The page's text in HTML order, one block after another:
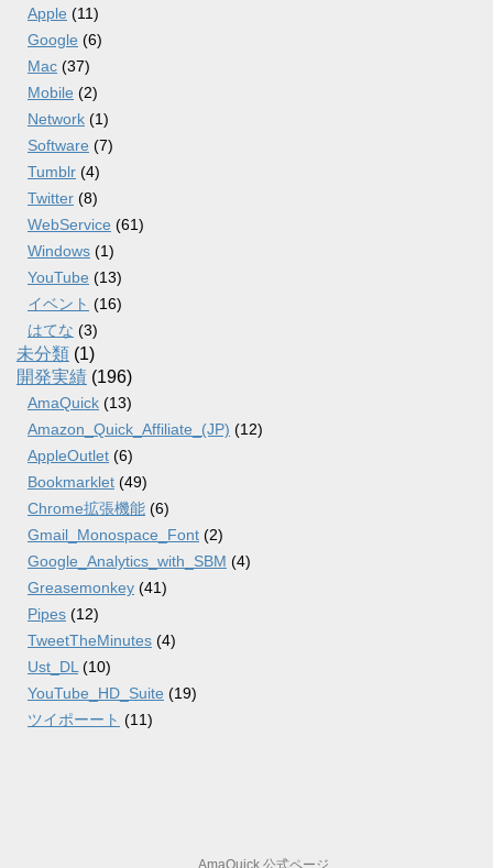
Apple (11)
Google (6)
Mac (37)
Mobile (2)
Network (1)
Software (7)
Tumblr (4)
Twitter (8)
WebService (61)
Windows (1)
YouTube (13)
イベント (16)
はてな (3)
未分類 (1)
開発実績 (196)
AmaQuick (13)
Amazon_Quick_Affiliate_(JP) (12)
AppleOutlet (6)
Bookmarklet (49)
Chrome拡張機能 (6)
Gmail_Monospace_Font (2)
Google_Analytics_with_SBM (4)
Greasemonkey (41)
Pipes (12)
TweetTheMinutes (4)
Ust_DL (10)
YouTube_HD_Suite (19)
ツイポーート (11)
AmaQuick 公式ページ